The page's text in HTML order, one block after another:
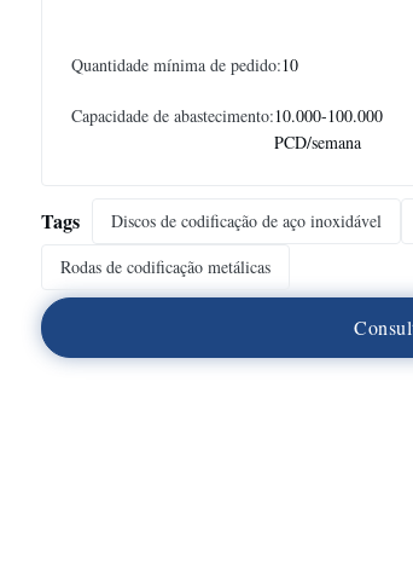
Quantidade mínima de pedido:10
Capacidade de abastecimento:10.000-100.000
PCD/semana
Tags Discos de codificação de aço inoxidável
Rodas de codificação metálicas
Consul